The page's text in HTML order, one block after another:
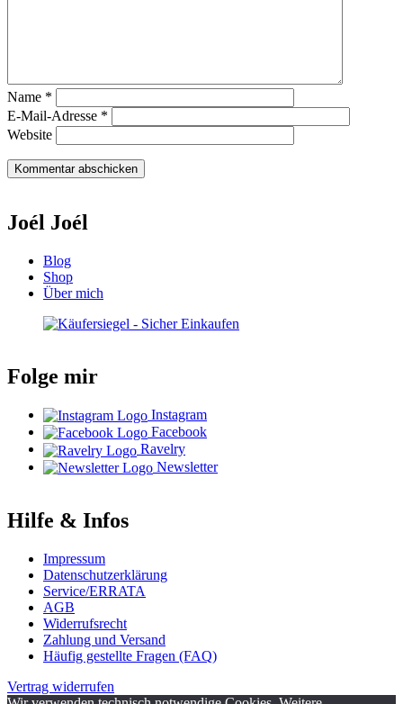
Name *
E-Mail-Adresse *
Website
Joél Joél
Blog
Shop
Über mich
Folge mir
Instagram
Facebook
Ravelry
Newsletter
Hilfe & Infos
Impressum
Datenschutzerklärung
Service/ERRATA
AGB
Widerrufsrecht
Zahlung und Versand
Häufig gestellte Fragen (FAQ)
Vertrag widerrufen